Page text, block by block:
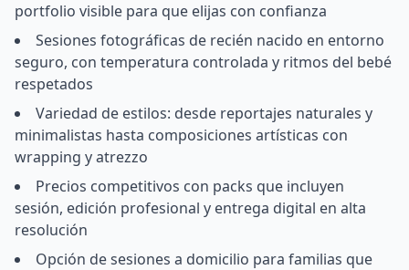
portfolio visible para que elijas con confianza
Sesiones fotográficas de recién nacido en entorno
seguro, con temperatura controlada y ritmos del bebé
respetados
Variedad de estilos: desde reportajes naturales y
minimalistas hasta composiciones artísticas con
wrapping y atrezzo
Precios competitivos con packs que incluyen
sesión, edición profesional y entrega digital en alta
resolución
Opción de sesiones a domicilio para familias que